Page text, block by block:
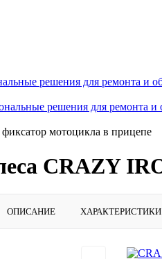
решения для ремонта и
решения для ремонта и
мотоцикла в прицепе
CRAZY
ОПИСАНИЕ ХАРАКТЕРИСТИКИ